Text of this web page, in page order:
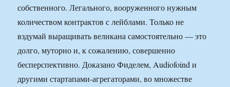
собственного. Легального, вооруженного нужным
количеством контрактов с лейблами. Только не
вздумай выращивать великана самостоятельно — это
долго, муторно и, к сожалению, совершенно
бесперспективно. Доказано Фиделем, Audiofoind и
другими стартапами-агрегаторами, во множестве